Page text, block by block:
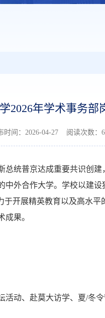
2026年学术事务部
间：2026-04-27 阅读次数：
统普京达成重要共识创
外合作大学。学校以建
于开展精英教育以及高水
成果。
动、赴莫大访学、夏/冬令